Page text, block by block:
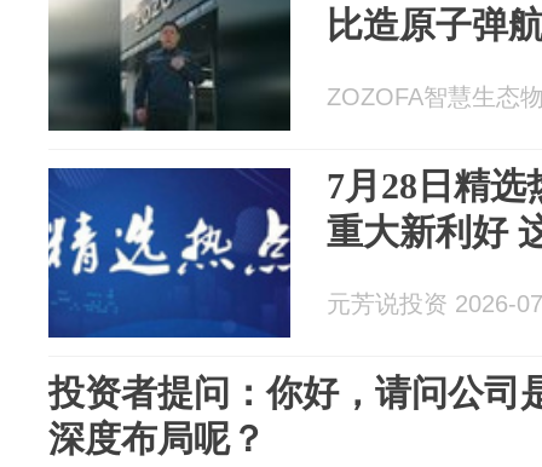
比造原子弹
ZOZOFA智慧生态
7月28日精
元芳说投资 2026-
投资者提问：你好，请问公司
深度布局呢？